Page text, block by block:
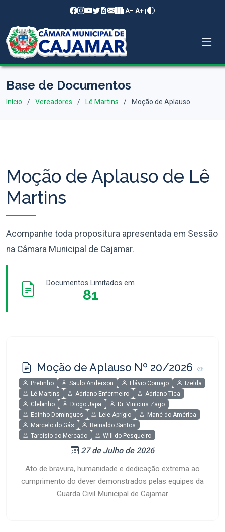
| A− A+|
Base de Documentos
Início Vereadores Lê Martins Moção de Aplauso
Moção de Aplauso de Lê
Martins
Acompanhe toda propositura apresentada em Sessão
na Câmara Municipal de Cajamar.
Documentos Limitados em
81
Moção de Aplauso Nº 20/2026
Pretinho Saulo Anderson Flávio Comajo
Izelda
Lê Martins
Adriano Enfermeiro
Adriano Tica
Clebinho
Diogo Japa
Dr. Vinicius Zago
Edinho Domingues
Lele Aprígio
Mané do América
Marcelo do Gás
Reinaldo Santos
Tarcísio do Mercado
Will do Pesqueiro
27 de Julho de 2026
Ato de bravura, humanidade e dedicação extrema ao
cumprimento do dever demonstrados pelas equipes da
Guarda Civil Municipal de Cajamar